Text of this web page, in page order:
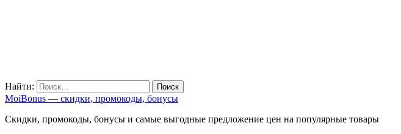
Найти:
MoiBonus — скидки, промокоды, бонусы
Скидки, промокоды, бонусы и самые выгодные предложение цен на популярные товары